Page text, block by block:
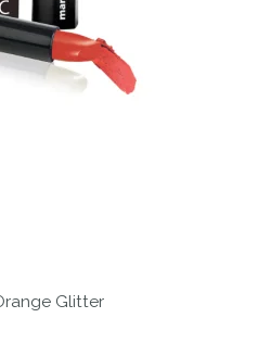
Glitter